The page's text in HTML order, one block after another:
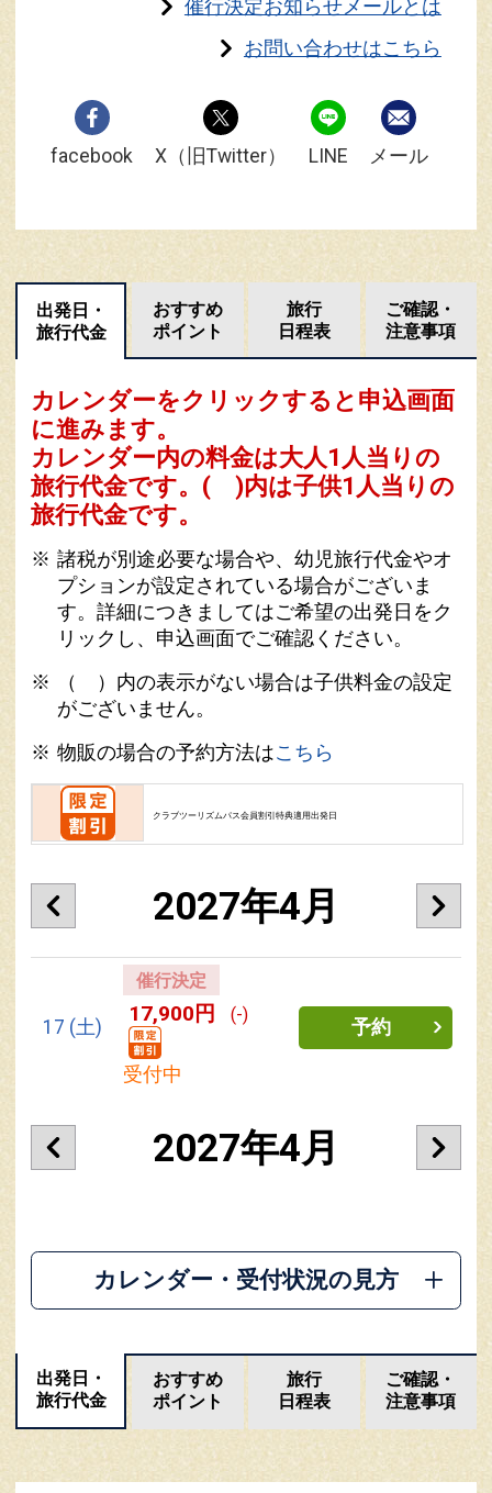
催行決定お知らせメールとは
お問い合わせはこちら
facebook X（旧Twitter） LINE メール
出発日・
旅行代金
おすすめ
ポイント
旅行
日程表
ご確認・
注意事項
カレンダーをクリックすると申込画面
に進みます。
カレンダー内の料金は大人1人当りの
旅行代金です。 ( )内は子供1人当りの
旅行代金です。
諸税が別途必要な場合や、幼児旅行代金やオ
プションが設定されている場合がございま
す。詳細につきましてはご希望の出発日をク
リックし、申込画面でご確認ください。
（ ）内の表示がない場合は子供料金の設定
がございません。
物販の場合の予約方法はこちら
クラブツーリズムパス会員割引特典適用出発日
2027年4月
17 (土)
催行決定
17,900円 (-)
受付中
予約
2027年4月
カレンダー・受付状況の見方
出発日・
旅行代金
おすすめ
ポイント
旅行
日程表
ご確認・
注意事項